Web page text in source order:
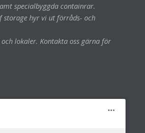
specialbyggda containrar.
storage hyr vi ut förråds- och
lokaler. Kontakta oss gärna för